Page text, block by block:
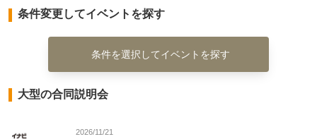
条件変更してイベントを探す
条件を選択してイベントを探す
大型の合同説明会
2026/11/21